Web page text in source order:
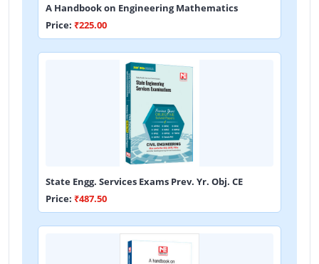
A Handbook on Engineering Mathematics
Price: ₹225.00
State Engg. Services Exams Prev. Yr. Obj. CE
Price: ₹487.50